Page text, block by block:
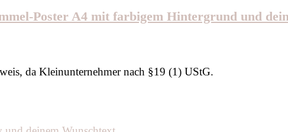
Poster A4 mit farbigem Hintergrund und
da Kleinunternehmer nach §19 (1) UStG.